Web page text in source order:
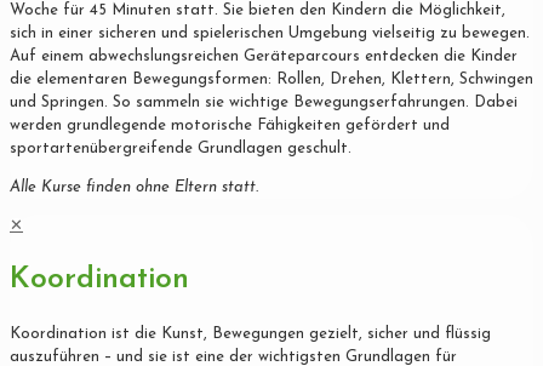
Woche für 45 Minuten statt. Sie bieten den Kindern die Möglichkeit,
sich in einer sicheren und spielerischen Umgebung vielseitig zu bewegen.
Auf einem abwechslungsreichen Geräteparcours entdecken die Kinder
die elementaren Bewegungsformen: Rollen, Drehen, Klettern, Schwingen
und Springen. So sammeln sie wichtige Bewegungserfahrungen. Dabei
werden grundlegende motorische Fähigkeiten gefördert und
sportartenübergreifende Grundlagen geschult.
Alle Kurse finden ohne Eltern statt.
✕
Koordination
Koordination ist die Kunst, Bewegungen gezielt, sicher und flüssig
auszuführen – und sie ist eine der wichtigsten Grundlagen für